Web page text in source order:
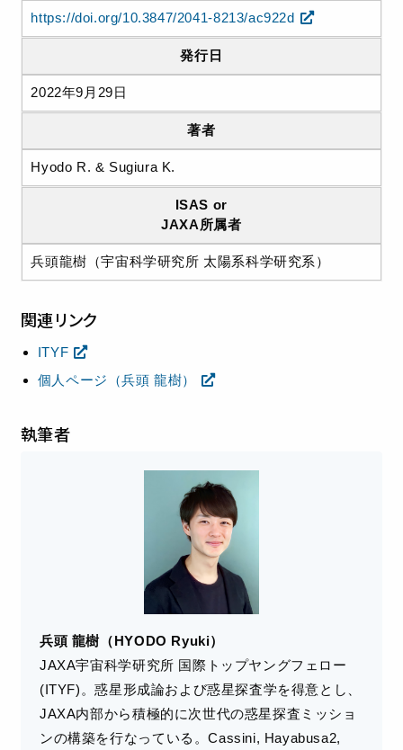
https://doi.org/10.3847/2041-8213/ac922d
発行日
2022年9月29日
著者
Hyodo R. & Sugiura K.
ISAS or
JAXA所属者
兵頭龍樹（宇宙科学研究所 太陽系科学研究系）
関連リンク
ITYF
個人ページ（兵頭 龍樹）
執筆者
兵頭 龍樹（HYODO Ryuki）
JAXA宇宙科学研究所 国際トップヤングフェロー
(ITYF)。惑星形成論および惑星探査学を得意とし、
JAXA内部から積極的に次世代の惑星探査ミッショ
ンの構築を行なっている。Cassini, Hayabusa2,